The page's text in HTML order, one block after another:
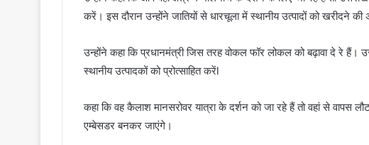
करें। इस दौरान उन्होंने जातियों से धारचूला में स्थानीय उत्पादों को खरीदने की
उन्होंने कहा कि प्रधानमंत्री जिस तरह वोकल फॉर लोकल को बढ़ावा दे रे हैं।
स्थानीय उत्पादकों को प्रोत्साहित करेंl
कहा कि वह कैलाश मानसरोवर यात्रा के दर्शन को जा रहे हैं तो वहां से वापस
एम्बेसडर बनकर जाएंगे।